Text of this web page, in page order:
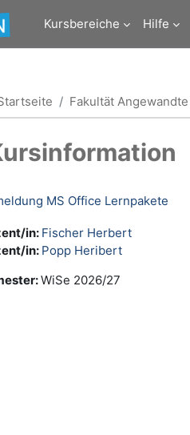
Kursbereiche
Hilfe
Fakultät
MS Office Lernpakete
in: Fischer Herbert
in: Popp Heribert
:WiSe 2026/27